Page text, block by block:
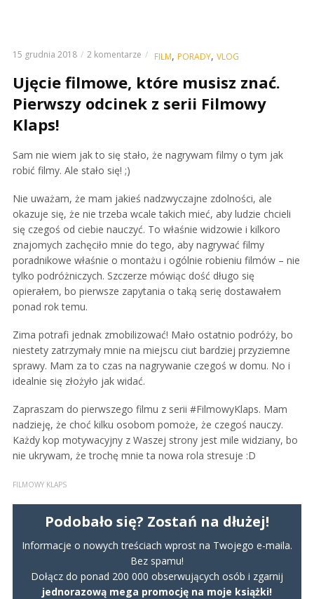
15 grudnia 2018 2 komentarze FILM, PORADY, VLOG
Ujęcie filmowe, które musisz znać.
Pierwszy odcinek z serii Filmowy
Klaps!
Sam nie wiem jak to się stało, że nagrywam filmy o tym jak
robić filmy. Ale stało się! ;)
Nie uważam, że mam jakieś nadzwyczajne zdolności, ale
okazuje się, że nie trzeba wcale takich mieć, aby ludzie chcieli
się czegoś od ciebie nauczyć. To właśnie widzowie i kilkoro
znajomych zachęciło mnie do tego, aby nagrywać filmy
poradnikowe właśnie o montażu i ogólnie robieniu filmów – nie
tylko podróżniczych. Szczerze mówiąc dość długo się
opierałem, bo pierwsze zapytania o taką serię dostawałem
ponad rok temu.
Zima potrafi jednak zmobilizować! Mało ostatnio podróży, bo
niestety zatrzymały mnie na miejscu ciut bardziej przyziemne
sprawy. Mam za to czas na nagrywanie czegoś w domu. No i
idealnie się złożyło jak widać.
Zapraszam do pierwszego filmu z serii #FilmowyKlaps. Mam
nadzieję, że choć kilku osobom pomoże, że czegoś nauczy.
Każdy kop motywacyjny z Waszej strony jest mile widziany, bo
nie ukrywam, że trochę mnie ta nowa rola stresuje :D
FILMOWY KLAPS
Podobało się? Zostań na dłużej!
Informacje o nowych treściach wprost na Twojego e-maila.
Bez spamu!
Dołącz do ponad 200 000 obserwujących osób i zgarnij
jednorazową mega promocję na moje książki!